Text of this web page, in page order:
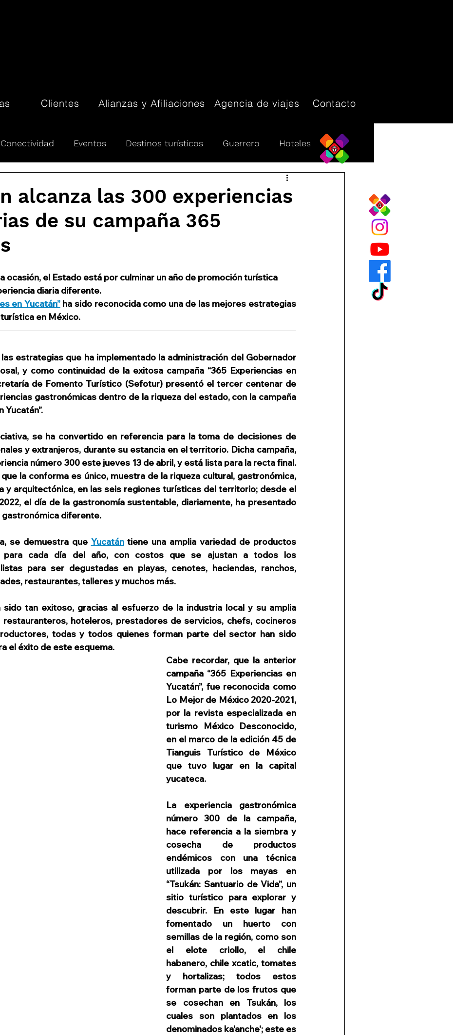
Clientes Alianzas y Afiliaciones Agencia de viajes Contacto
Conectividad Eventos Destinos turísticos Guerrero Hoteles
Destinos turísticos
especiales Filantropía Sostenibilidad y RSE
Turismo sostenible Tianguis Turístico Promoción Turística
alcanza las 300 experiencias
de su campaña 365
ocasión, el Estado está por culminar un año de promoción turística
diaria diferente.
en Yucatán” ha sido reconocida como una de las mejores estrategias
en México.
estrategias que ha implementado la administración del Gobernador
y como continuidad de la exitosa campaña “365 Experiencias en
de Fomento Turístico (Sefotur) presentó el tercer centenar de
gastronómicas dentro de la riqueza del estado, con la campaña
Yucatán”.
se ha convertido en referencia para la toma de decisiones de
y extranjeros, durante su estancia en el territorio. Dicha campaña,
número 300 este jueves 13 de abril, y está lista para la recta final.
la conforma es único, muestra de la riqueza cultural, gastronómica,
y arquitectónica, en las seis regiones turísticas del territorio; desde el
el día de la gastronomía sustentable, diariamente, ha presentado
gastronómica diferente.
se demuestra que Yucatán tiene una amplia variedad de productos
para cada día del año, con costos que se ajustan a todos los
para ser degustadas en playas, cenotes, haciendas, ranchos,
restaurantes, talleres y muchos más.
sido tan exitoso, gracias al esfuerzo de la industria local y su amplia
restauranteros, hoteleros, prestadores de servicios, chefs, cocineros
todas y todos quienes forman parte del sector han sido
el éxito de este esquema.
Cabe recordar, que la anterior
campaña “365 Experiencias en
Yucatán”, fue reconocida como
Lo Mejor de México 2020-2021,
por la revista especializada en
turismo México Desconocido,
en el marco de la edición 45 de
Tianguis Turístico de México
que tuvo lugar en la capital
yucateca.
La experiencia gastronómica
número 300 de la campaña,
hace referencia a la siembra y
cosecha de productos
endémicos con una técnica
utilizada por los mayas en
“Tsukán: Santuario de Vida”, un
sitio turístico para explorar y
descubrir. En este lugar han
fomentado un huerto con
semillas de la región, como son
el elote criollo, el chile
habanero, chile xcatic, tomates
y hortalizas; todos estos
forman parte de los frutos que
se cosechan en Tsukán, los
cuales son plantados en los
denominados ka'anche'; este es